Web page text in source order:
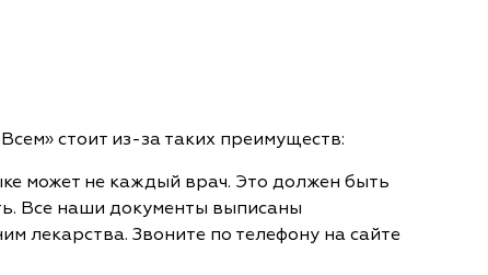
стоит из-за таких преимуществ:
может не каждый врач. Это должен быть
Все наши документы выписаны
лекарства. Звоните по телефону на сайте